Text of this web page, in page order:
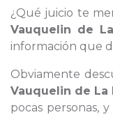
¿Qué juicio te
Vauquelin de
información que
Obviamente
Vauquelin de La
pocas personas,